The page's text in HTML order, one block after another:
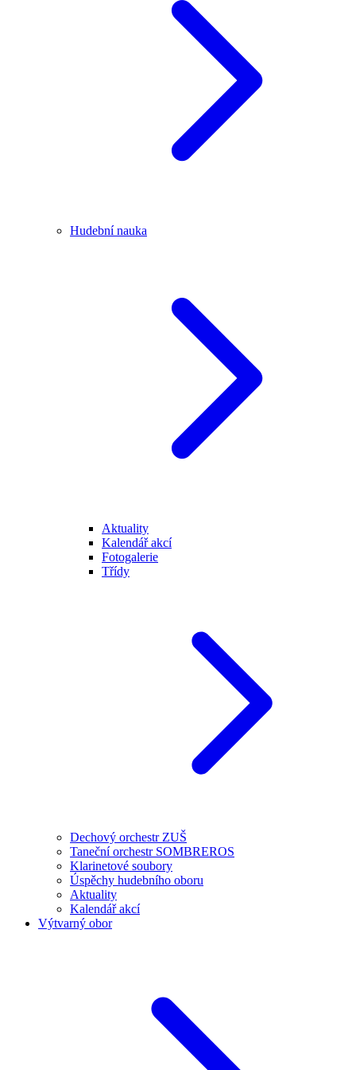
Hudební nauka
Aktuality
Kalendář akcí
Fotogalerie
Třídy
Dechový orchestr ZUŠ
Taneční orchestr SOMBREROS
Klarinetové soubory
Úspěchy hudebního oboru
Aktuality
Kalendář akcí
Výtvarný obor